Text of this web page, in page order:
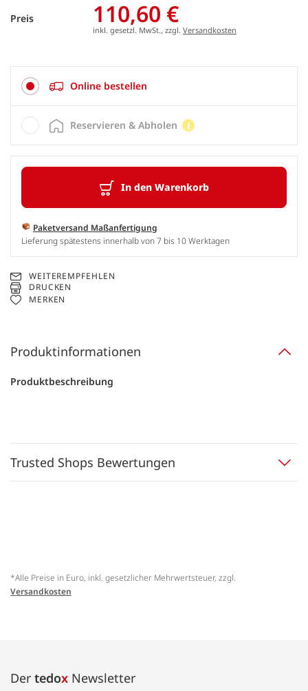
Preis 110,60 €
inkl. gesetzl. MwSt., zzgl. Versandkosten
Online bestellen
In den Warenkorb
Paketversand Maßanfertigung
Lieferung spätestens innerhalb von 7 bis 10 Werktagen
Reservieren & Abholen
WEITEREMPFEHLEN
DRUCKEN
MERKEN
Produktinformationen
Produktbeschreibung
Trusted Shops Bewertungen
*Alle Preise in Euro, inkl. gesetzlicher Mehrwertsteuer, zzgl.
Versandkosten
Der tedox Newsletter